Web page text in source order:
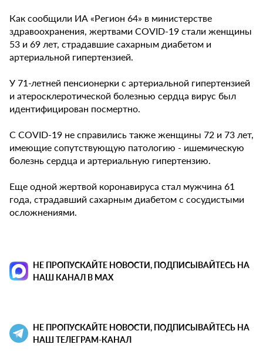
Как сообщили ИА «Регион 64» в министерстве
здравоохранения, жертвами COVID-19 стали женщины
53 и 69 лет, страдавшие сахарным диабетом и
артериальной гипертензией.
У 71-летней пенсионерки с артериальной гипертензией
и атеросклеротической болезнью сердца вирус был
идентифицирован посмертно.
С COVID-19 не справились также женщины 72 и 73 лет,
имеющие сопутствующую патологию - ишемическую
болезнь сердца и артериальную гипертензию.
Еще одной жертвой коронавируса стал мужчина 61
года, страдавший сахарным диабетом с сосудистыми
осложнениями.
НЕ ПРОПУСКАЙТЕ НОВОСТИ, ПОДПИСЫВАЙТЕСЬ НА
НАШ КАНАЛ В MAX
НЕ ПРОПУСКАЙТЕ НОВОСТИ, ПОДПИСЫВАЙТЕСЬ НА
НАШ ТЕЛЕГРАМ-КАНАЛ